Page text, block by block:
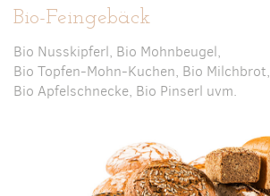
Bio-Feingebäck
Bio Nusskipferl, Bio Mohnbeugel,
Bio Topfen-Mohn-Kuchen, Bio Milchbrot,
Bio Apfelschnecke, Bio Pinserl uvm.